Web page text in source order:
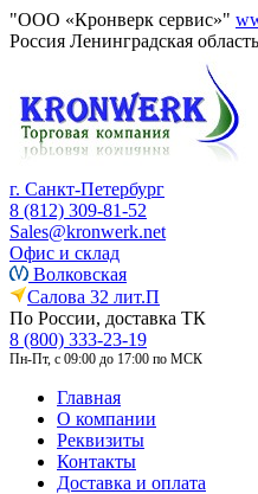
"ООО «Кронверк сервис»"
Россия Ленинградская область
г. Санкт-Петербург
8 (812) 309-81-52
Sales@kronwerk.net
Офис и склад
Волковская
Салова 32 лит.П
По России, доставка ТК
8 (800) 333-23-19
Пн-Пт, с 09:00 до 17:00 по МСК
Главная
О компании
Реквизиты
Контакты
Доставка и оплата